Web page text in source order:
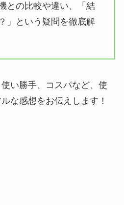
との比較や違い、「結
」という疑問を徹底解
い勝手、コスパなど、使
な感想をお伝えします！